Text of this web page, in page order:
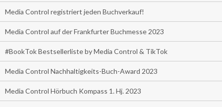
Media Control registriert jeden Buchverkauf!
Media Control auf der Frankfurter Buchmesse 2023
#BookTok Bestsellerliste by Media Control & TikTok
Media Control Nachhaltigkeits-Buch-Award 2023
Media Control Hörbuch Kompass 1. Hj. 2023